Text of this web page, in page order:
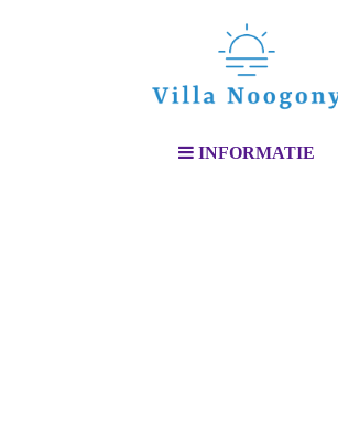
INFORMATIE